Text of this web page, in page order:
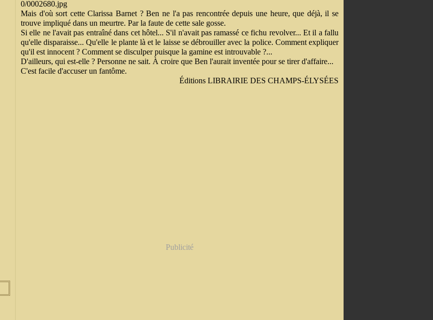
Mais d'où sort cette Clarissa Barnet ? Ben ne l'a pas rencontrée depuis une heure, que déjà, il se
trouve impliqué dans un meurtre. Par la faute de cette sale gosse.
Si elle ne l'avait pas entraîné dans cet hôtel... S'il n'avait pas ramassé ce fichu revolver... Et il a fallu
qu'elle disparaisse... Qu'elle le plante là et le laisse se débrouiller avec la police. Comment expliquer
qu'il est innocent ? Comment se disculper puisque la gamine est introuvable ?...
D'ailleurs, qui est-elle ? Personne ne sait. À croire que Ben l'aurait inventée pour se tirer d'affaire...
C'est facile d'accuser un fantôme.
Éditions LIBRAIRIE DES CHAMPS-ÉLYSÉES
Publicité